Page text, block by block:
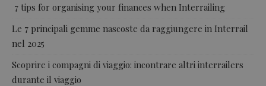
7 tips for organising your finances when Interrailing
Le 7 principali gemme nascoste da raggiungere in Interrail
nel 2025
Scoprire i compagni di viaggio: incontrare altri interrailers
durante il viaggio